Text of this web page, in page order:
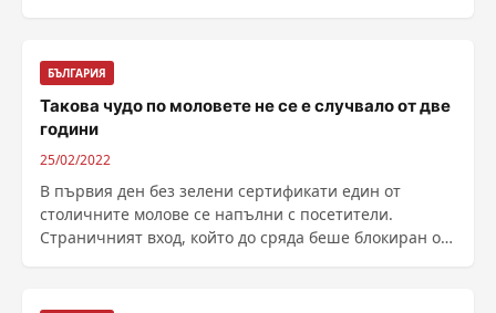
БЪЛГАРИЯ
Такова чудо по моловете не се е случвало от две
години
25/02/2022
В първия ден без зелени сертификати един от
столичните молове се напълни с посетители.
Страничният вход, който до сряда беше блокиран от